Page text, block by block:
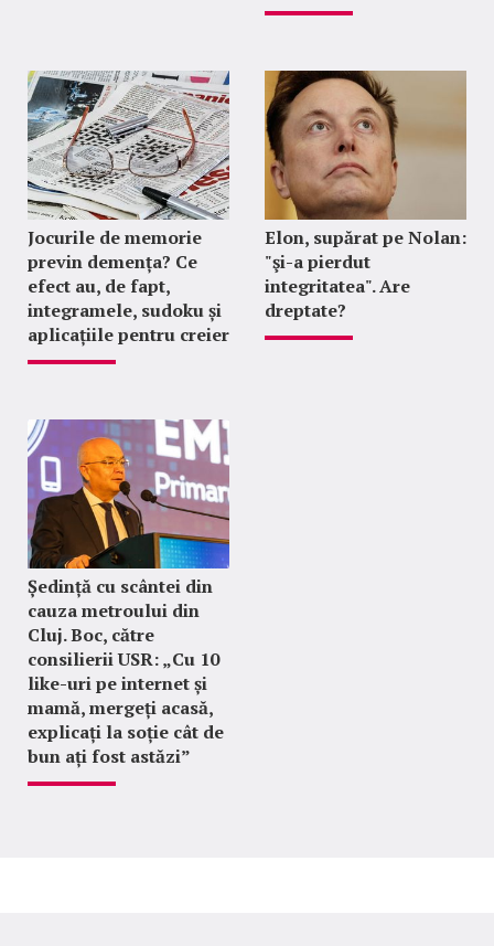
Jocurile de memorie
previn demența? Ce
efect au, de fapt,
integramele, sudoku și
aplicațiile pentru creier
Elon, supărat pe Nolan:
"şi-a pierdut
integritatea". Are
dreptate?
Ședință cu scântei din
cauza metroului din
Cluj. Boc, către
consilierii USR: „Cu 10
like-uri pe internet și
mamă, mergeți acasă,
explicați la soție cât de
bun ați fost astăzi”